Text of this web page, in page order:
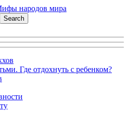
Где отдохнуть с ребенком?